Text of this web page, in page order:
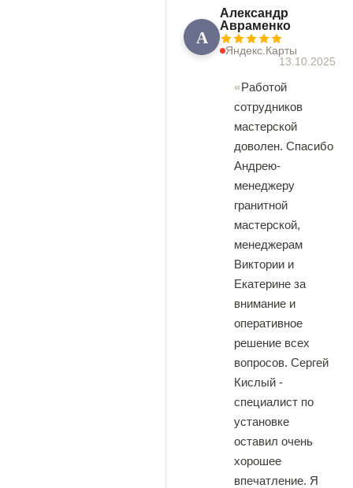
А
Александр
Авраменко
Яндекс.Карты
13.10.2025
Работой
сотрудников
мастерской
доволен. Спасибо
Андрею-
менеджеру
гранитной
мастерской,
менеджерам
Виктории и
Екатерине за
внимание и
оперативное
решение всех
вопросов. Сергей
Кислый -
специалист по
установке
оставил очень
хорошее
впечатление. Я